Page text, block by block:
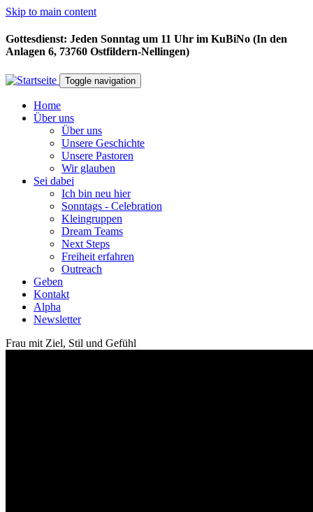
Skip to main content
Gottesdienst: Jeden Sonntag um 11 Uhr im KuBiNo (In den
Anlagen 6, 73760 Ostfildern-Nellingen)
Toggle navigation
Home
Über uns
Über uns
Unsere Geschichte
Unsere Pastoren
Wir glauben
Sei dabei
Ich bin neu hier
Sonntags - Celebration
Kleingruppen
Dream Teams
Next Steps
Freiheit erfahren
Outreach
Geben
Kontakt
Alpha
Newsletter
Frau mit Ziel, Stil und Gefühl